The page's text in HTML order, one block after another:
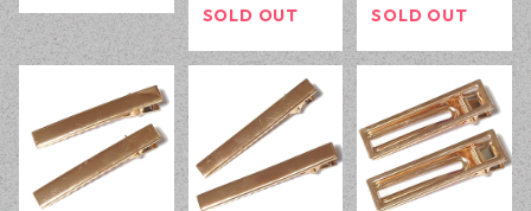
型 モールド ハ
ンドメイド 資
材【en工房】
ドメイド土台
ーパーツ 【en
SOLD OUT
型 モールド ハ
材【en工房】
SOLD OUT